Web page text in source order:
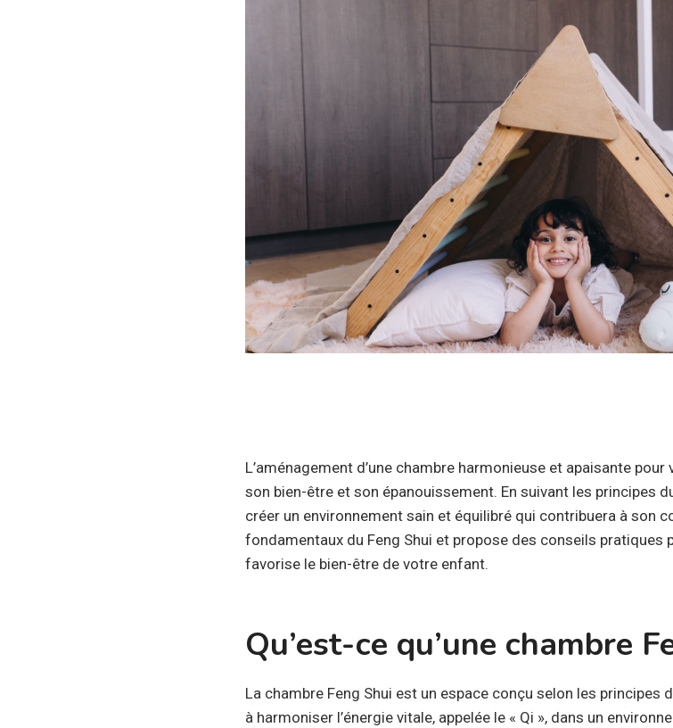
L’aménagement d’une chambre harmonieuse et apaisante
son bien-être et son épanouissement. En suivant les principes
créer un environnement sain et équilibré qui contribuera à son
fondamentaux du Feng Shui et propose des conseils pratiques
favorise le bien-être de votre enfant.
Qu’est-ce qu’une chambre
La chambre Feng Shui est un espace conçu selon les
à harmoniser l’énergie vitale, appelée le « Qi », dans un